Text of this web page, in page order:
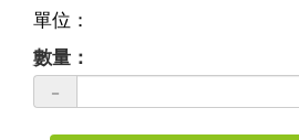
單位：
數量：
－